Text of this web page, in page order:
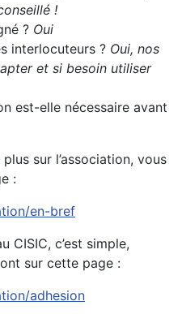
!
? Oui
interlocuteurs ? Oui, nos
et si besoin utiliser
est-elle nécessaire avant
sur l’association, vous
:
en-bref
CISIC, c’est simple,
sur cette page :
adhesion